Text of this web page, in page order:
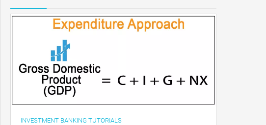
INVESTMENT BANKING TUTORIALS